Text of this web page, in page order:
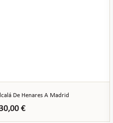
De Henares A Madrid
30,00 €